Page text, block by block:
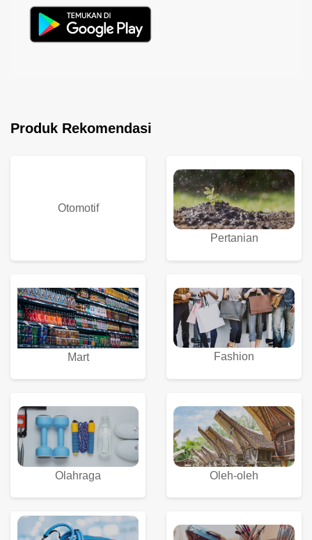
Produk Rekomendasi
Otomotif
Pertanian
Mart Fashion
Olahraga Oleh-oleh